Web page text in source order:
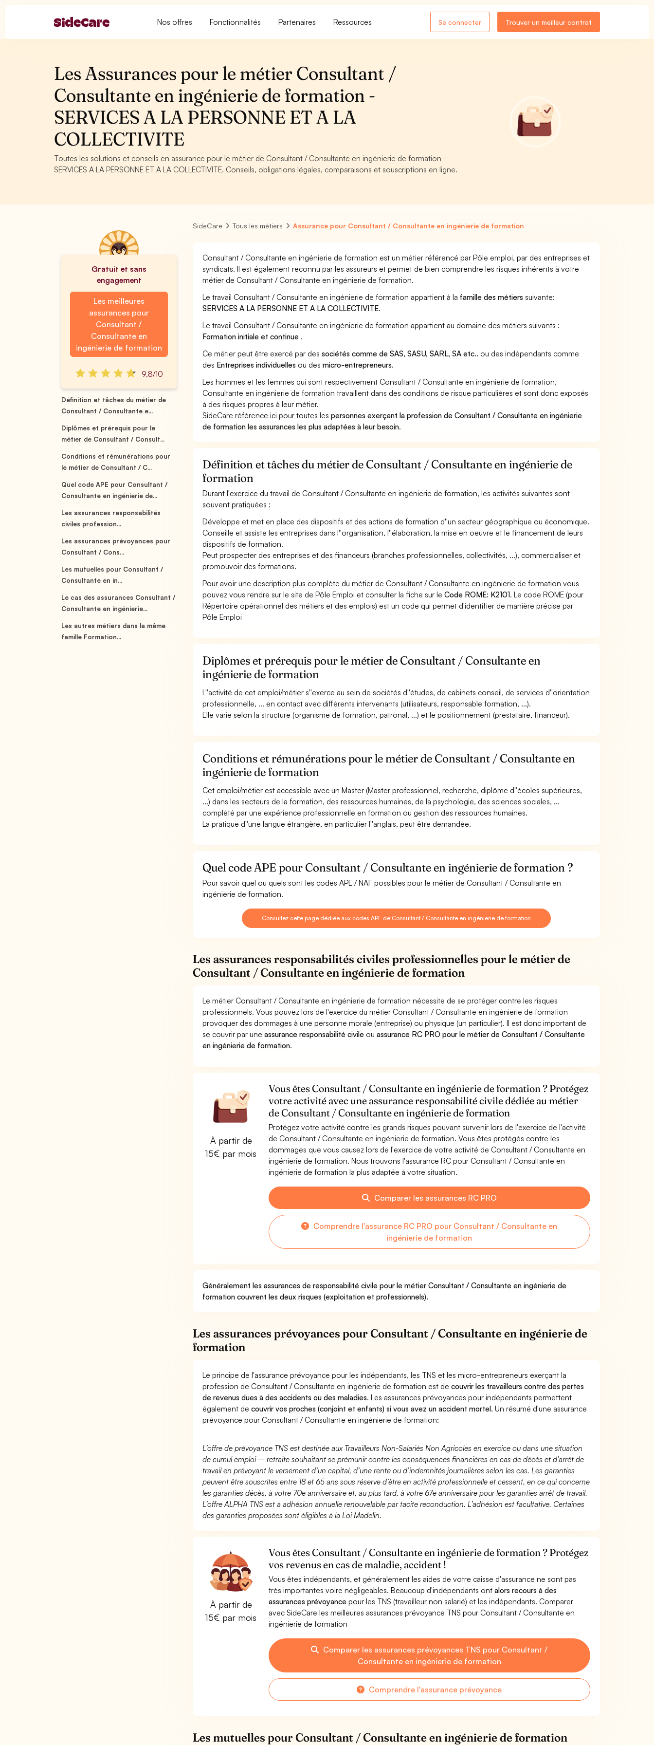
Nos offres Fonctionnalités Partenaires Ressources Se connecter Trouver un meilleur contrat
Les Assurances pour le métier Consultant /
Consultante en ingénierie de formation -
SERVICES A LA PERSONNE ET A LA
COLLECTIVITE
Toutes les solutions et conseils en assurance pour le métier de Consultant / Consultante en ingénierie de formation -
SERVICES A LA PERSONNE ET A LA COLLECTIVITE. Conseils, obligations légales, comparaisons et souscriptions en ligne.
Gratuit et sans
engagement
Les meilleures
assurances pour
Consultant /
Consultante en
ingénierie de formation
9,8/10
Définition et tâches du métier de
Consultant / Consultante e...
Diplômes et prérequis pour le
métier de Consultant / Consult...
Conditions et rémunérations pour
le métier de Consultant / C...
Quel code APE pour Consultant /
Consultante en ingénierie de...
Les assurances responsabilités
civiles profession...
Les assurances prévoyances pour
Consultant / Cons...
Les mutuelles pour Consultant /
Consultante en in...
Le cas des assurances Consultant /
Consultante en ingénierie...
Les autres métiers dans la même
famille Formation...
SideCare Tous les métiers Assurance pour Consultant / Consultante en ingénierie de formation
Consultant / Consultante en ingénierie de formation est un métier référencé par Pôle emploi, par des entreprises et
syndicats. Il est également reconnu par les assureurs et permet de bien comprendre les risques inhérents à votre
métier de Consultant / Consultante en ingénierie de formation.
Le travail Consultant / Consultante en ingénierie de formation appartient à la famille des métiers suivante:
SERVICES A LA PERSONNE ET A LA COLLECTIVITE.
Le travail Consultant / Consultante en ingénierie de formation appartient au domaine des métiers suivants :
Formation initiale et continue .
Ce métier peut être exercé par dessociétés comme de SAS, SASU, SARL, SA etc.. ou des indépendants comme
des Entreprises individuelles ou desmicro-entrepreneurs.
Les hommes et les femmes qui sont respectivement Consultant / Consultante en ingénierie de formation,
Consultante en ingénierie de formation travaillent dans des conditions de risque particulières et sont donc exposés
à des risques propres à leur métier.
SideCare référence ici pour toutes lespersonnes exerçant la profession de Consultant / Consultante en ingénierie
de formation les assurances les plus adaptées à leur besoin.
Définition et tâches du métier de Consultant / Consultante en ingénierie de
formation
Durant l'exercice du travail de Consultant / Consultante en ingénierie de formation, les activités suivantes sont
souvent pratiquées :
Développe et met en place des dispositifs et des actions de formation d''un secteur géographique ou économique.
Conseille et assiste les entreprises dans l''organisation, l''élaboration, la mise en oeuvre et le financement de leurs
dispositifs de formation.
Peut prospecter des entreprises et des financeurs (branches professionnelles, collectivités, ...), commercialiser et
promouvoir des formations.
Pour avoir une description plus complète du métier de Consultant / Consultante en ingénierie de formation vous
pouvez vous rendre sur le site de Pôle Emploi et consulter la fiche sur leCode ROME: K2101. Le code ROME (pour
Répertoire opérationnel des métiers et des emplois) est un code qui permet d'identifier de manière précise par
Pôle Emploi
Diplômes et prérequis pour le métier de Consultant / Consultante en
ingénierie de formation
L''activité de cet emploi/métier s''exerce au sein de sociétés d''études, de cabinets conseil, de services d''orientation
professionnelle, ... en contact avec différents intervenants (utilisateurs, responsable formation, ...).
Elle varie selon la structure (organisme de formation, patronal, ...) et le positionnement (prestataire, financeur).
Conditions et rémunérations pour le métier de Consultant / Consultante en
ingénierie de formation
Cet emploi/métier est accessible avec un Master (Master professionnel, recherche, diplôme d''écoles supérieures,
...) dans les secteurs de la formation, des ressources humaines, de la psychologie, des sciences sociales, ...
complété par une expérience professionnelle en formation ou gestion des ressources humaines.
La pratique d''une langue étrangère, en particulier l''anglais, peut être demandée.
Quel code APE pour Consultant / Consultante en ingénierie de formation ?
Pour savoir quel ou quels sont les codes APE / NAF possibles pour le métier de Consultant / Consultante en
ingénierie de formation.
Consultez cette page dédiée aux codes APE de Consultant / Consultante en ingénierie de formation
Les assurances responsabilités civiles professionnelles pour le métier de
Consultant / Consultante en ingénierie de formation
Le métier Consultant / Consultante en ingénierie de formation nécessite de se protéger contre les risques
professionnels. Vous pouvez lors de l'exercice du métier Consultant / Consultante en ingénierie de formation
provoquer des dommages à une personne morale (entreprise) ou physique (un particulier). Il est donc important de
se couvrir par uneassurance responsabilité civile ouassurance RC PRO pour le métier de Consultant / Consultante
en ingénierie de formation.
À partir de
15€ par mois
Vous êtes Consultant / Consultante en ingénierie de formation ? Protégez
votre activité avec une assurance responsabilité civile dédiée au métier
de Consultant / Consultante en ingénierie de formation
Protégez votre activité contre les grands risques pouvant survenir lors de l'exercice de l'activité
de Consultant / Consultante en ingénierie de formation. Vous êtes protégés contre les
dommages que vous causez lors de l'exercice de votre activité de Consultant / Consultante en
ingénierie de formation. Nous trouvons l'assurance RC pour Consultant / Consultante en
ingénierie de formation la plus adaptée à votre situation.
Comparer les assurances RC PRO
Comprendre l'assurance RC PRO pour Consultant / Consultante en
ingénierie de formation
Généralement les assurances de responsabilité civile pour le métier Consultant / Consultante en ingénierie de
formation couvrent les deux risques (exploitation et professionnels).
Les assurances prévoyances pour Consultant / Consultante en ingénierie de
formation
Le principe de l'assurance prévoyance pour les indépendants, les TNS et les micro-entrepreneurs exerçant la
profession de Consultant / Consultante en ingénierie de formation est decouvrir les travailleurs contre des pertes
de revenus dues à des accidents ou des maladies. Les assurances prévoyances pour indépendants permettent
également decouvrir vos proches (conjoint et enfants) si vous avez un accident mortel. Un résumé d'une assurance
prévoyance pour Consultant / Consultante en ingénierie de formation:
L’offre de prévoyance TNS est destinée aux Travailleurs Non-Salariés Non Agricoles en exercice ou dans une situation
de cumul emploi – retraite souhaitant se prémunir contre les conséquences financières en cas de décès et d’arrêt de
travail en prévoyant le versement d’un capital, d’une rente ou d’indemnités journalières selon les cas. Les garanties
peuvent être souscrites entre 18 et 65 ans sous réserve d’être en activité professionnelle et cessent, en ce qui concerne
les garanties décès, à votre 70e anniversaire et, au plus tard, à votre 67e anniversaire pour les garanties arrêt de travail.
L’offre ALPHA TNS est à adhésion annuelle renouvelable par tacite reconduction. L’adhésion est facultative. Certaines
des garanties proposées sont éligibles à la Loi Madelin.
À partir de
15€ par mois
Vous êtes Consultant / Consultante en ingénierie de formation ? Protégez
vos revenus en cas de maladie, accident !
Vous êtes indépendants, et généralement les aides de votre caisse d'assurance ne sont pas
très importantes voire négligeables. Beaucoup d'indépendants ont alors recours à des
assurances prévoyancepour les TNS (travailleur non salarié) et les indépendants. Comparer
avec SideCare les meilleures assurances prévoyance TNS pour Consultant / Consultante en
ingénierie de formation
Comparer les assurances prévoyances TNS pour Consultant /
Consultante en ingénierie de formation
Comprendre l'assurance prévoyance
Les mutuelles pour Consultant / Consultante en ingénierie de formation